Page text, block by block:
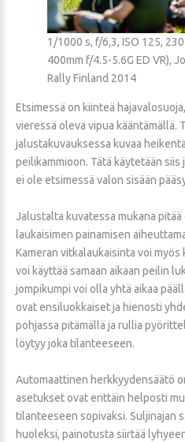
1/1000 s, f/6,3, ISO 125,
400mm f/4.5-5.6G ED VR),
Rally Finland 2014
Etsimessä on kiinteä
vieressä oleva vipua kääntämällä.
jalustakuvauksessa kuvaa
peilikammioon. Tätä käytetään
ei ole etsimessä valon sisään
Jalustalta kuvatessa mukana
laukaisimen painamisen
Kameran vitkalaukaisinta voi
voi käyttää samaan aikaan peilin
jompikumpi voi olla yhtä aikaa
ovat ensiluokkaiset ja hienosti
pohjassa pitämällä ja rullia
löytyy joka tilanteeseen.
Automaattinen herkkyydensäätö
asetukset ovat erittäin helposti
tilanteeseen sopivaksi. Suljinajan
huoleksi, painotusta siirtää